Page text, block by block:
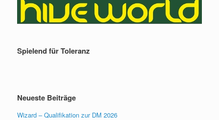
Spielend für Toleranz
Neueste Beiträge
Wizard – Qualifikation zur DM 2026